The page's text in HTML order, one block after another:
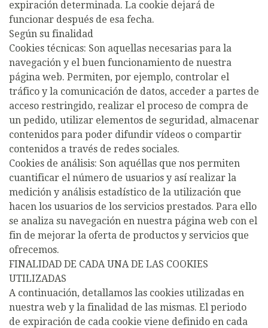
expiración determinada. La cookie dejará de
funcionar después de esa fecha.
Según su finalidad
Cookies técnicas: Son aquellas necesarias para la
navegación y el buen funcionamiento de nuestra
página web. Permiten, por ejemplo, controlar el
tráfico y la comunicación de datos, acceder a partes de
acceso restringido, realizar el proceso de compra de
un pedido, utilizar elementos de seguridad, almacenar
contenidos para poder difundir vídeos o compartir
contenidos a través de redes sociales.
Cookies de análisis: Son aquéllas que nos permiten
cuantificar el número de usuarios y así realizar la
medición y análisis estadístico de la utilización que
hacen los usuarios de los servicios prestados. Para ello
se analiza su navegación en nuestra página web con el
fin de mejorar la oferta de productos y servicios que
ofrecemos.
FINALIDAD DE CADA UNA DE LAS COOKIES
UTILIZADAS
A continuación, detallamos las cookies utilizadas en
nuestra web y la finalidad de las mismas. El periodo
de expiración de cada cookie viene definido en cada